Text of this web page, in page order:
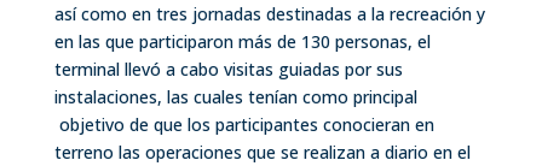
así como en tres jornadas destinadas a la recreación y
en las que participaron más de 130 personas, el
terminal llevó a cabo visitas guiadas por sus
instalaciones, las cuales tenían como principal
objetivo de que los participantes conocieran en
terreno las operaciones que se realizan a diario en el